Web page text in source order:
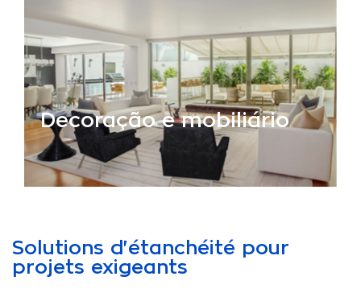
Decoração e mobiliário
Solutions d'étanchéité pour
projets exigeants